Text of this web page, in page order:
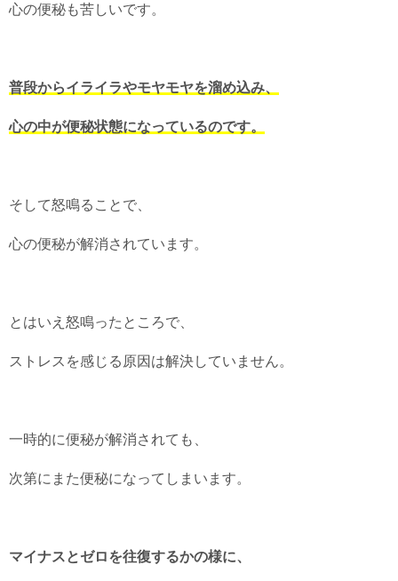
心の便秘も苦しいです。
普段からイライラやモヤモヤを溜め込み、
心の中が便秘状態になっているのです。
そして怒鳴ることで、
心の便秘が解消されています。
とはいえ怒鳴ったところで、
ストレスを感じる原因は解決していません。
一時的に便秘が解消されても、
次第にまた便秘になってしまいます。
マイナスとゼロを往復するかの様に、